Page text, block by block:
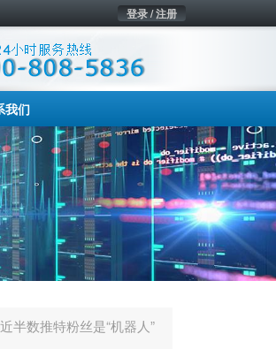
登录 / 注册
我们
半数推特粉丝是“机器人”